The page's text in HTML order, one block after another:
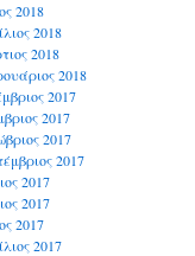
2018
2018
2018
2018
2017
2017
2017
2017
2017
2017
2017
2017